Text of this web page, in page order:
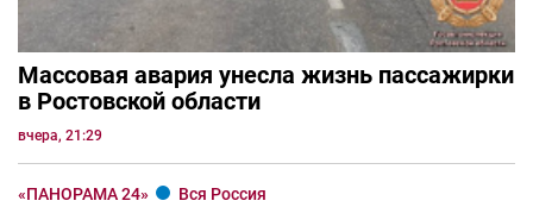
Массовая авария унесла жизнь пассажирки
в Ростовской области
вчера, 21:29
«ПАНОРАМА 24» Вся Россия